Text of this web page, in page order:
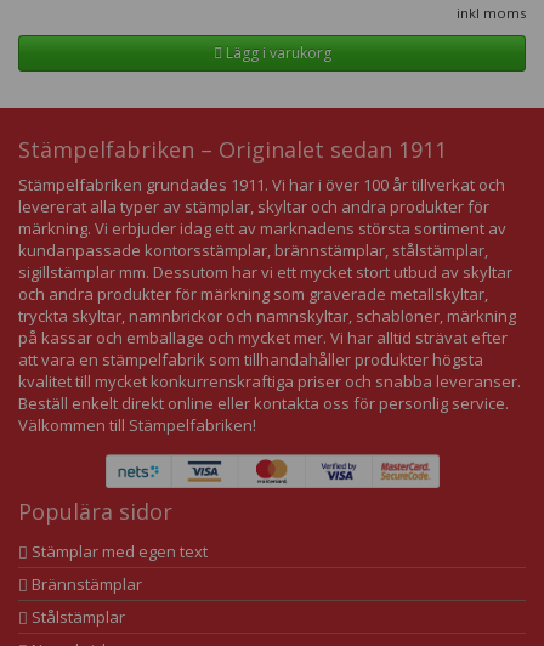
inkl moms
Lägg i varukorg
Stämpelfabriken – Originalet sedan 1911
Stämpelfabriken grundades 1911. Vi har i över 100 år tillverkat och
levererat alla typer av stämplar, skyltar och andra produkter för
märkning. Vi erbjuder idag ett av marknadens största sortiment av
kundanpassade kontorsstämplar, brännstämplar, stålstämplar,
sigillstämplar mm. Dessutom har vi ett mycket stort utbud av skyltar
och andra produkter för märkning som graverade metallskyltar,
tryckta skyltar, namnbrickor och namnskyltar, schabloner, märkning
på kassar och emballage och mycket mer. Vi har alltid strävat efter
att vara en stämpelfabrik som tillhandahåller produkter högsta
kvalitet till mycket konkurrenskraftiga priser och snabba leveranser.
Beställ enkelt direkt online eller kontakta oss för personlig service.
Välkommen till Stämpelfabriken!
Populära sidor
Stämplar med egen text
Brännstämplar
Stålstämplar